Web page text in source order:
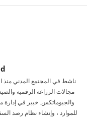
ناشط في المجتمع المدني
مجالات الزراعة الرقمية
والجيوماتكس. خبير في إدارة
للموارد ، وإنشاء نظام رصد